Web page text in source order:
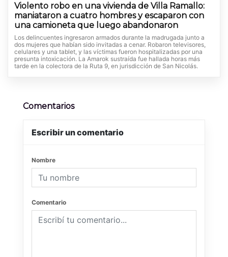
Violento robo en una vivienda de Villa Ramallo:
maniataron a cuatro hombres y escaparon con
una camioneta que luego abandonaron
Los delincuentes ingresaron armados durante la madrugada junto a
dos mujeres que habían sido invitadas a cenar. Robaron televisores,
celulares y una tablet, y las víctimas fueron hospitalizadas por una
presunta intoxicación. La Amarok sustraída fue hallada horas más
tarde en la colectora de la Ruta 9, en jurisdicción de San Nicolás.
Comentarios
Escribir un comentario
Nombre
Comentario